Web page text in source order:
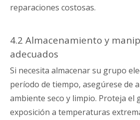
reparaciones costosas.
4.2 Almacenamiento y
adecuados
Si necesita almacenar su grupo
período de tiempo, asegúrese de
ambiente seco y limpio. Proteja el
exposición a temperaturas